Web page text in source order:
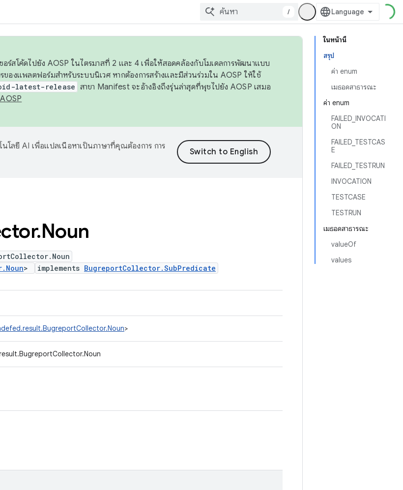
/
ในหน้านี้
สรุป
ค่า enum
เมธอดสาธารณะ
ค่า enum
FAILED_INVOCATI
ON
FAILED_TESTCAS
E
FAILED_TESTRUN
INVOCATION
TESTCASE
TESTRUN
เมธอดสาธารณะ
valueOf
values
ร์สโค้ดไปยัง AOSP ในไตรมาสที่ 2 และ 4 เพื่อให้สอดคล้องกับโมเดลการพัฒนาแบบ
องแพลตฟอร์มสำหรับระบบนิเวศ หากต้องการสร้างและมีส่วนร่วมใน AOSP ให้ใช้
latest-release สาขา Manifest จะอ้างอิงถึงรุ่นล่าสุดที่พุชไปยัง AOSP เสมอ
โลยี AI เพื่อแปลเนื้อหาเป็นภาษาที่คุณต้องการ การ
.Noun
> implements BugreportCollector.SubPredicate
>